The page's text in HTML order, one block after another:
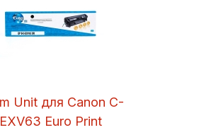
Unit для Canon C-
EXV63 Euro Print